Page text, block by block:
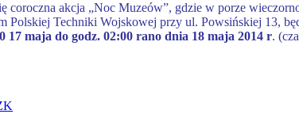
coroczna akcja „Noc Muzeów”, gdzie w porze
Polskiej Techniki Wojskowej przy ul. Powsińskiej 13,
17 maja do godz. 02:00 rano dnia 18 maja 2014 r.